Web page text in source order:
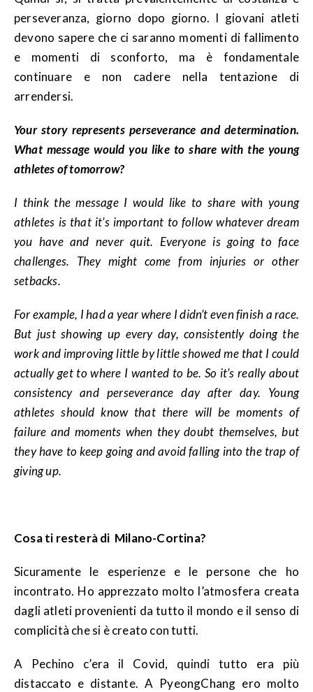
perseveranza, giorno dopo giorno. I giovani atleti
devono sapere che ci saranno momenti di fallimento
e momenti di sconforto, ma è fondamentale
continuare e non cadere nella tentazione di
arrendersi.
Your story represents perseverance and determination.
What message would you like to share with the young
athletes of tomorrow?
I think the message I would like to share with young
athletes is that it’s important to follow whatever dream
you have and never quit. Everyone is going to face
challenges. They might come from injuries or other
setbacks.
For example, I had a year where I didn’t even finish a race.
But just showing up every day, consistently doing the
work and improving little by little showed me that I could
actually get to where I wanted to be. So it’s really about
consistency and perseverance day after day. Young
athletes should know that there will be moments of
failure and moments when they doubt themselves, but
they have to keep going and avoid falling into the trap of
giving up.
Cosa ti resterà di Milano-Cortina?
Sicuramente le esperienze e le persone che ho
incontrato. Ho apprezzato molto l’atmosfera creata
dagli atleti provenienti da tutto il mondo e il senso di
complicità che si è creato con tutti.
A Pechino c’era il Covid, quindi tutto era più
distaccato e distante. A PyeongChang ero molto